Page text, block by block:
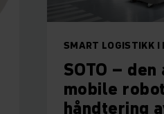
SMART LOGISTIKK I
SOTO – den
mobile roboten for
håndtering av